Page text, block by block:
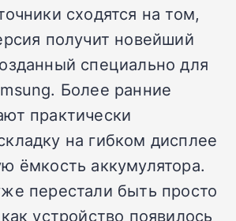
сходятся на том,
получит новейший
специально для
Более ранние
практически
на гибком дисплее
ёмкость аккумулятора.
перестали быть просто
устройство появилось